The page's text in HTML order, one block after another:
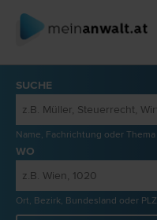
SUCHE
Name, Fachrichtung oder Thema
WO
Ort, Bezirk, Bundesland oder PLZ